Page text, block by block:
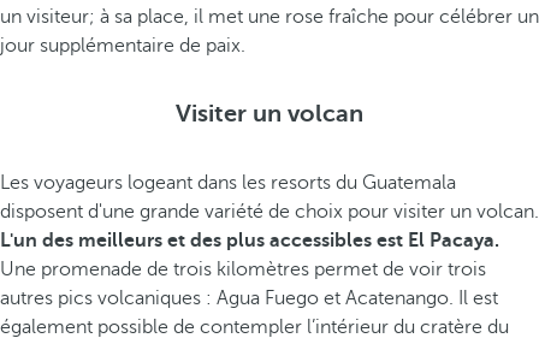
un visiteur; à sa place, il met une rose fraîche pour célébrer un
jour supplémentaire de paix.
Visiter un volcan
Les voyageurs logeant dans les resorts du Guatemala
disposent d'une grande variété de choix pour visiter un volcan.
L'un des meilleurs et des plus accessibles est El Pacaya.
Une promenade de trois kilomètres permet de voir trois
autres pics volcaniques : Agua Fuego et Acatenango. Il est
également possible de contempler l’intérieur du cratère du